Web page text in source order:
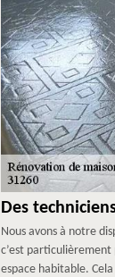
Des
Nous avons à notre
c’est particulièrement
espace habitable.